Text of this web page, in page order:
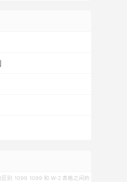
别 1099 1099 和 W-2 表格之间的